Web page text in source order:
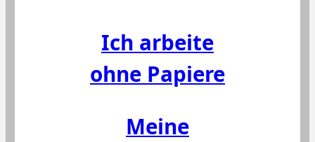
Ich arbeite
ohne Papiere
Meine